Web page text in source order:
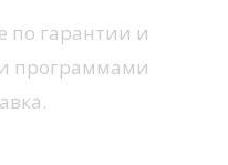
по гарантии и
программами